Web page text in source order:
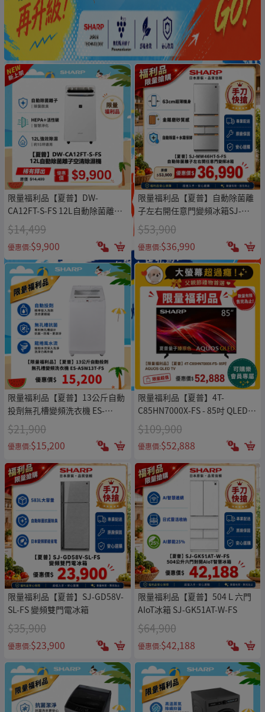
限量福利品【夏普】DW-
CA12FT-S-FS 12L自動除菌離子
空清除濕機
$14,499
優惠價:$9,900
限量福利品【夏普】自動除菌離
子左右開任意門變頻冰箱SJ-
MW46HT-S-FS
$53,900
優惠價:$36,990
限量福利品【夏普】13公斤自動
投劑無孔槽變頻洗衣機 ES-
ASW13T-FS
$21,900
優惠價:$15,200
限量福利品【夏普】4T-
C85HN7000X-FS - 85吋 QLED
TV
$109,900
優惠價:$52,888
限量福利品【夏普】SJ-GD58V-
SL-FS 變頻雙門電冰箱
$35,900
優惠價:$23,900
限量福利品【夏普】504Ｌ六門
AIoT冰箱 SJ-GK51AT-W-FS
$64,900
優惠價:$42,188